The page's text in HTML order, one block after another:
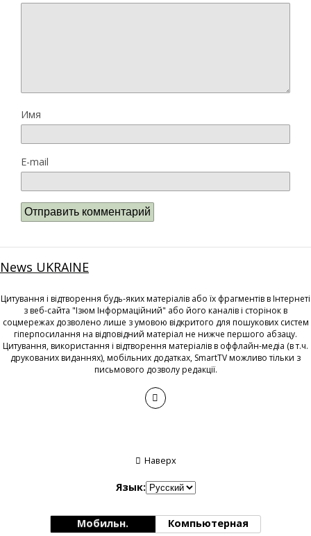
Имя
E-mail
News UKRAINE
Цитування і відтворення будь-яких матеріалів або їх фрагментів в Інтернеті
з веб-сайта "Ізюм Інформаційний" або його каналів і сторінок в
соцмережах дозволено лише з умовою відкритого для пошукових систем
гіперпосилання на відповідний матеріал не нижче першого абзацу.
Цитування, використання і відтворення матеріалів в оффлайн-медіа (в т.ч.
друкованих виданнях), мобільних додатках, SmartTV можливо тільки з
письмового дозволу редакції.
Наверх
Язык:
Мобильн. Компьютерная